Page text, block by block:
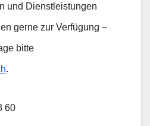
und Dienstleistungen
gerne zur Verfügung –
bitte
.
60